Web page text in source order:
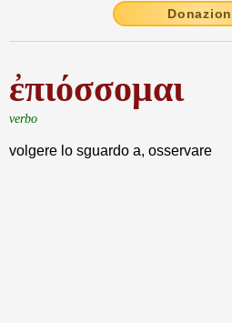
ἐπιόσσομαι
verbo
volgere lo sguardo a, osservare